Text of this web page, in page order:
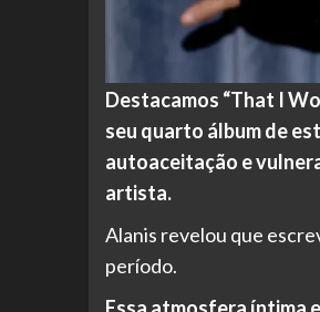
Destacamos “That I
seu quarto álbum de
autoaceitação e
artista.
Alanis revelou que
período.
Essa atmosfera íntima